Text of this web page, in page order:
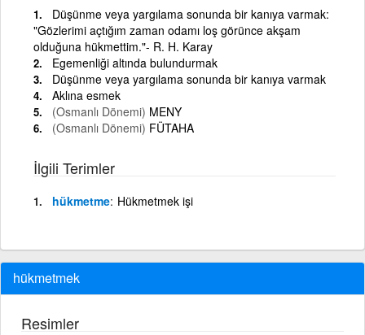
Düşünme veya yargılama sonunda bir kanıya varmak:
"Gözlerimi açtığım zaman odamı loş görünce akşam
olduğuna hükmettim."- R. H. Karay
Egemenliği altında bulundurmak
Düşünme veya yargılama sonunda bir kanıya varmak
Aklına esmek
(Osmanlı Dönemi) MENY
(Osmanlı Dönemi) FÜTAHA
İlgili Terimler
hükmetme Hükmetmek işi
hükmetmek
Resimler